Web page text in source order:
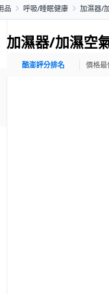
品 呼吸/睡眠健康 加濕器/
加濕器/加濕空
酷澎評分排名 價格最